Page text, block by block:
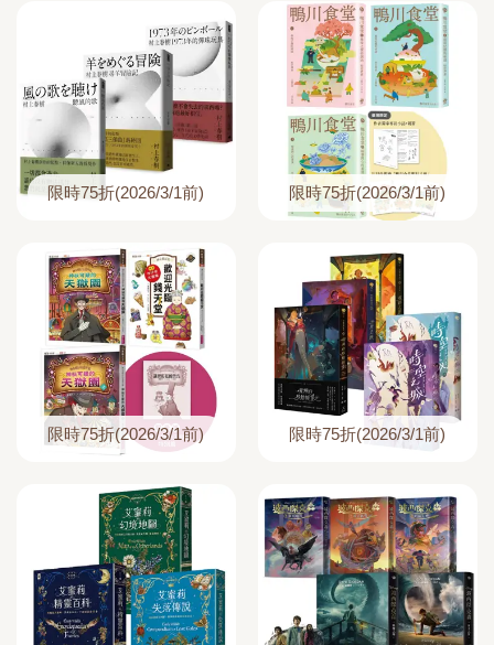
限時75折(2026/3/1前) 限時75折(2026/3/1前)
限時75折(2026/3/1前) 限時75折(2026/3/1前)